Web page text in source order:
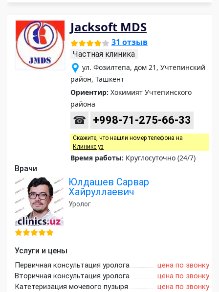
Jacksoft MDS
31 отзыв
Частная клиника
ул. Фозилтепа, дом 21, Учтепинский
район, Ташкент
Ориентир: Хокимият Учтепинского
района
☎ +998-71-275-66-33
Скажите, что нашли номер телефона на
Клиникс уз
Время работы: Круглосуточно (24/7)
Врачи
Юлдашев Сарвар
Хайруллаевич
Уролог
Услуги и цены
Первичная консультация уролога
цена по звонку
Вторичная консультация уролога
цена по звонку
Катетеризация мочевого пузыря
цена по звонку